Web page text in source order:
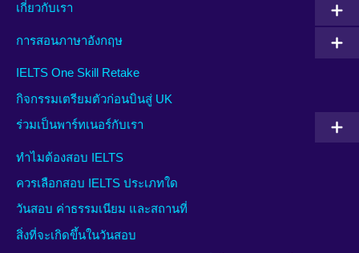
เกี่ยวกับเรา
การสอนภาษาอังกฤษ
IELTS One Skill Retake
กิจกรรมเตรียมตัวก่อนบินสู่ UK
ร่วมเป็นพาร์ทเนอร์กับเรา
ทำไมต้องสอบ IELTS
ควรเลือกสอบ IELTS ประเภทใด
วันสอบ ค่าธรรมเนียม และสถานที่
สิ่งที่จะเกิดขึ้นในวันสอบ